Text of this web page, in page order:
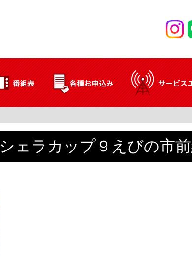
シェラカップ９えびの市